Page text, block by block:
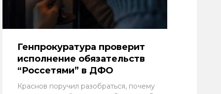
Генпрокуратура проверит
исполнение обязательств
“Россетями” в ДФО
Краснов поручил разобраться, почему